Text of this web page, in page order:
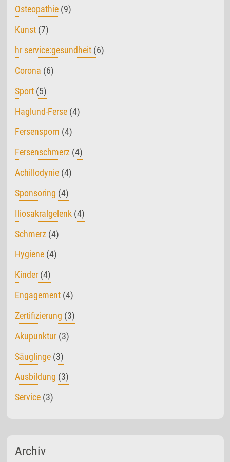
Osteopathie (9)
Kunst (7)
hr service:gesundheit (6)
Corona (6)
Sport (5)
Haglund-Ferse (4)
Fersensporn (4)
Fersenschmerz (4)
Achillodynie (4)
Sponsoring (4)
Iliosakralgelenk (4)
Schmerz (4)
Hygiene (4)
Kinder (4)
Engagement (4)
Zertifizierung (3)
Akupunktur (3)
Säuglinge (3)
Ausbildung (3)
Service (3)
Archiv